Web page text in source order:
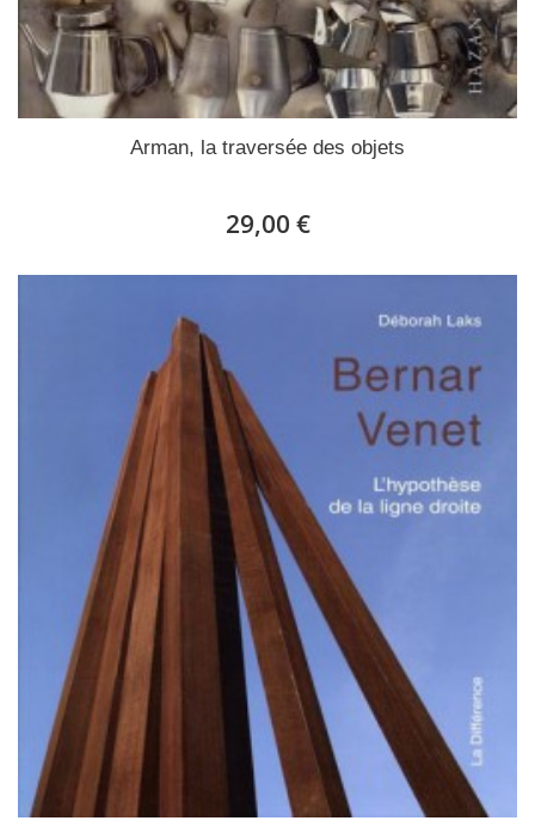
Arman, la traversée des objets
29,00 €